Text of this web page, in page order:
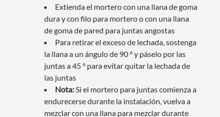
Extienda el mortero con una llana de goma
dura y con filo para mortero o con una llana
de goma de pared para juntas angostas
Para retirar el exceso de lechada, sostenga
la llana a un ángulo de 90 ° y páselo por las
juntas a 45 ° para evitar quitar la lechada de
las juntas
Nota:Si el mortero para juntas comienza a
endurecerse durante la instalación, vuelva a
mezclar con una llana para mezclar durante